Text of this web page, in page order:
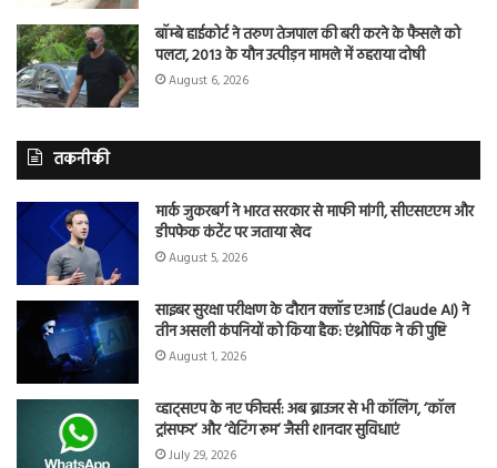
बॉम्बे हाईकोर्ट ने तरुण तेजपाल की बरी करने के फैसले को
पलटा, 2013 के यौन उत्पीड़न मामले में ठहराया दोषी
August 6, 2026
तकनीकी
मार्क जुकरबर्ग ने भारत सरकार से माफी मांगी, सीएसएएम और
डीपफेक कंटेंट पर जताया खेद
August 5, 2026
साइबर सुरक्षा परीक्षण के दौरान क्लॉड एआई (Claude AI) ने
तीन असली कंपनियों को किया हैक: एंथ्रोपिक ने की पुष्टि
August 1, 2026
व्हाट्सएप के नए फीचर्स: अब ब्राउजर से भी कॉलिंग, ‘कॉल
ट्रांसफर’ और ‘वेटिंग रूम’ जैसी शानदार सुविधाएं
July 29, 2026